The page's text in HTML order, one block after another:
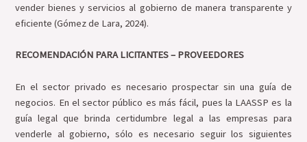
vender bienes y servicios al gobierno de manera transparente y
eficiente (Gómez de Lara, 2024).
RECOMENDACIÓN PARA LICITANTES – PROVEEDORES
En el sector privado es necesario prospectar sin una guía de
negocios. En el sector público es más fácil, pues la LAASSP es la
guía legal que brinda certidumbre legal a las empresas para
venderle al gobierno, sólo es necesario seguir los siguientes